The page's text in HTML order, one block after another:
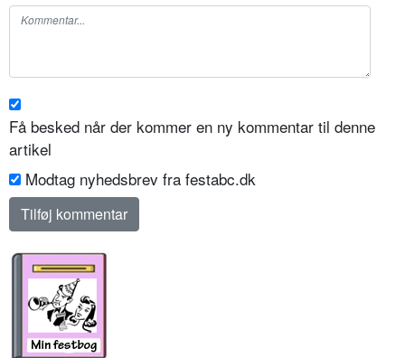
Få besked når der kommer en ny kommentar til denne
artikel
Modtag nyhedsbrev fra festabc.dk